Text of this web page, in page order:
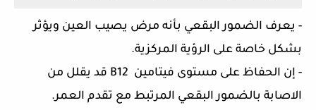
- يعرف الضمور البقعي بأنه مرض يصيب العين ويؤثر
بشكل خاصة على الرؤية المركزية.
- إن الحفاظ على مستوى فيتامين B12 قد يقلل من
الاصابة بالضمور البقعي المرتبط مع تقدم العمر.